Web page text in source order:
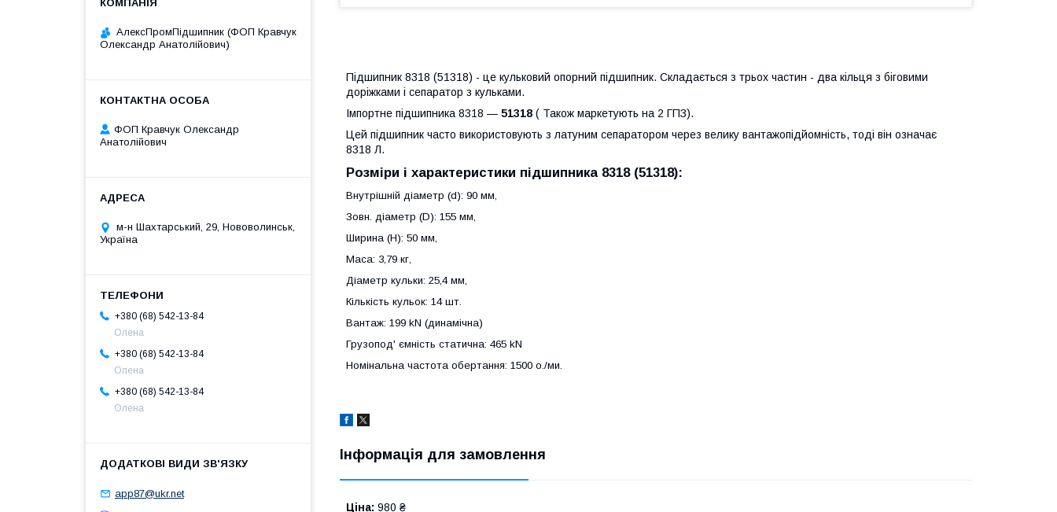
Підшипник 8318 (51318) - це кульковий опорний підшипник. Складається з трьох частин - два кільця з біговими
доріжками і сепаратор з кульками.
Імпортне підшипника 8318 — 51318 ( Також маркетують на 2 ГПЗ).
Цей підшипник часто використовують з латуним сепаратором через велику вантажопідйомність, тоді він означає
8318 Л.
Розміри і характеристики підшипника 8318 (51318):
Внутрішній діаметр (d): 90 мм,
Зовн. діаметр (D): 155 мм,
Ширина (H): 50 мм,
Маса: 3,79 кг,
Діаметр кульки: 25,4 мм,
Кількість кульок: 14 шт.
Вантаж: 199 kN (динамічна)
Грузопод' ємність статична: 465 kN
Номінальна частота обертання: 1500 о./ми.
Інформація для замовлення
Ціна: 980 ₴
АлексПромПідшипник (ФОП Кравчук
Олександр Анатолійович)
ФОП Кравчук Олександр
Анатолійович
м-н Шахтарський, 29, Нововолинськ,
Україна
+380 (68) 542-13-84
Олена
+380 (68) 542-13-84
Олена
+380 (68) 542-13-84
Олена
app87@ukr.net